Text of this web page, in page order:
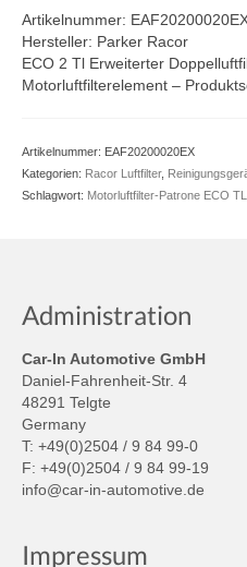
Artikelnummer:
Hersteller: Parker Racor
ECO 2 Tl Erweiterter
Motorluftfilterelement –
Artikelnummer: EAF20200020EX
Kategorien: Racor Luftfilter,
Schlagwort: Motorluftfilter-Patrone ECO
Administration
Car-In Automotive GmbH
Daniel-Fahrenheit-Str. 4
48291 Telgte
Germany
T: +49(0)2504 / 9 84 99-0
F: +49(0)2504 / 9 84 99-19
info@car-in-automotive.de
Impressum